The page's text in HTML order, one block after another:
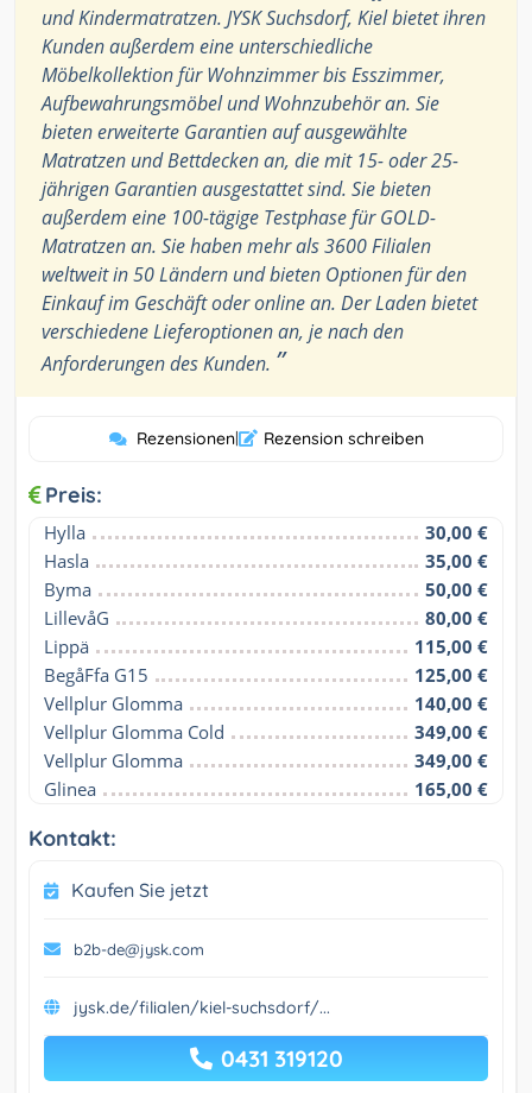
und Kindermatratzen. JYSK Suchsdorf, Kiel bietet ihren
Kunden außerdem eine unterschiedliche
Möbelkollektion für Wohnzimmer bis Esszimmer,
Aufbewahrungsmöbel und Wohnzubehör an. Sie
bieten erweiterte Garantien auf ausgewählte
Matratzen und Bettdecken an, die mit 15- oder 25-
jährigen Garantien ausgestattet sind. Sie bieten
außerdem eine 100-tägige Testphase für GOLD-
Matratzen an. Sie haben mehr als 3600 Filialen
weltweit in 50 Ländern und bieten Optionen für den
Einkauf im Geschäft oder online an. Der Laden bietet
verschiedene Lieferoptionen an, je nach den
Anforderungen des Kunden. ”
Rezensionen| Rezension schreiben
Preis:
Hylla
30,00 €
Hasla
35,00 €
Byma
50,00 €
LillevåG
80,00 €
Lippä
115,00 €
BegåFfa G15
125,00 €
Vellplur Glomma
140,00 €
Vellplur Glomma Cold
349,00 €
Vellplur Glomma
349,00 €
Glinea
165,00 €
Kontakt:
Kaufen Sie jetzt
b2b-de@jysk.com
jysk.de/filialen/kiel-suchsdorf/...
0431 319120